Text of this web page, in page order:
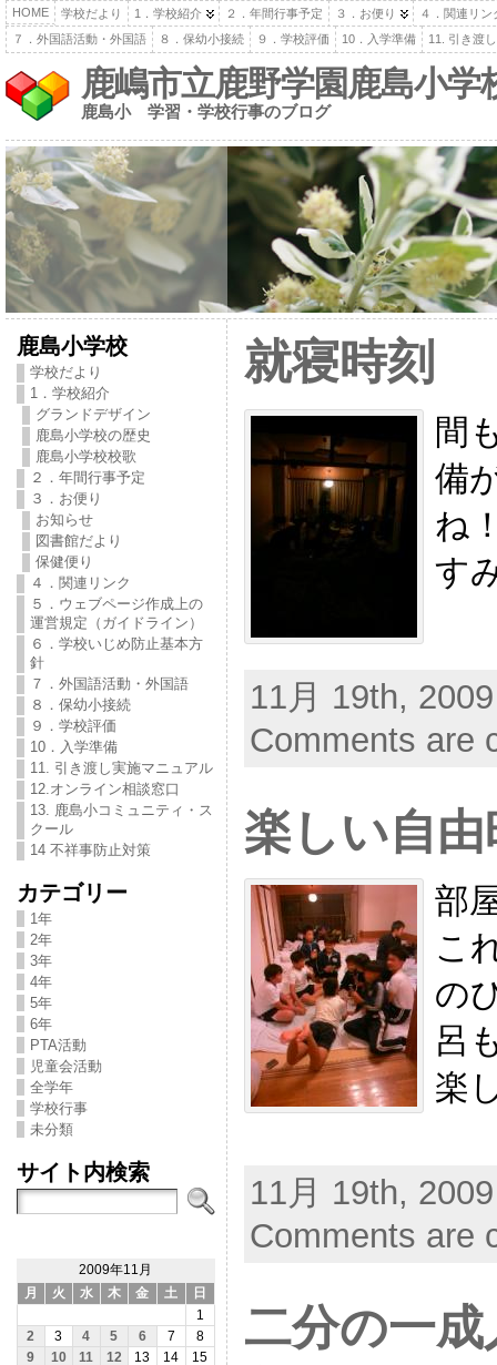
HOME 学校だより 1．学校紹介 ２．年間行事予定 ３．お便り
４．関連リン
７．外国語活動・外国語
８．保幼小接続 ９．学校評価 10．入学準備 11. 引き渡
鹿嶋市立鹿野学園鹿島小学
鹿島小 学習・学校行事のブログ
鹿島小学校
学校だより
1．学校紹介
グランドデザイン
鹿島小学校の歴史
鹿島小学校校歌
２．年間行事予定
３．お便り
お知らせ
図書館だより
保健便り
４．関連リンク
５．ウェブページ作成上の
運営規定（ガイドライン）
６．学校いじめ防止基本方
針
７．外国語活動・外国語
８．保幼小接続
９．学校評価
10．入学準備
11. 引き渡し実施マニュアル
12.オンライン相談窓口
13. 鹿島小コミュニティ・ス
クール
14 不祥事防止対策
カテゴリー
1年
2年
3年
4年
5年
6年
PTA活動
児童会活動
全学年
学校行事
未分類
サイト内検索
2009年11月
月
火 水 木 金 土 日
1
2
3 4 5 6 7
8
9
10 11 12 13 14
15
就寝時刻
間
備
ね
す
11月 19th,
Comments are
楽しい自由
部
こ
の
呂
楽
11月 19th,
Comments are
二分の一